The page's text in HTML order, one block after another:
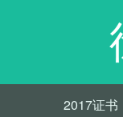
2017证书